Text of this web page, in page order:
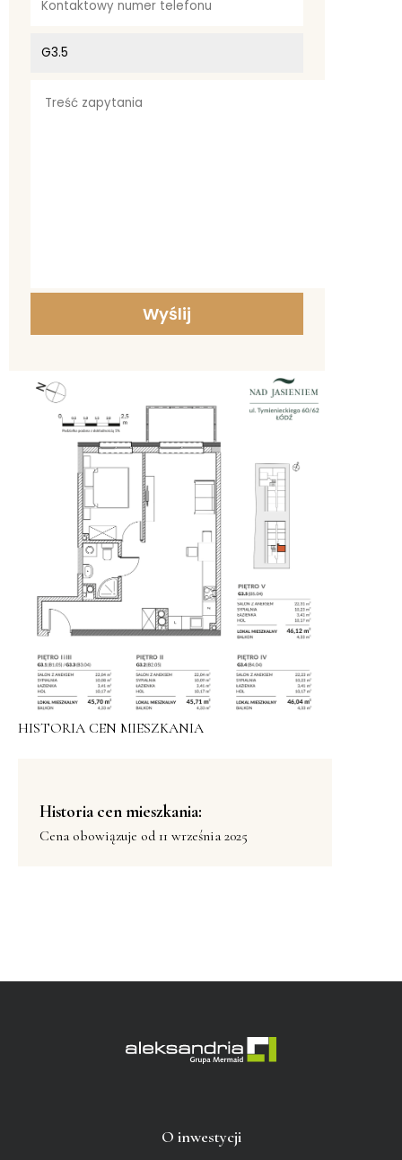
HISTORIA CEN MIESZKANIA
Historia cen mieszkania:
Cena obowiązuje od 11 września 2025
O inwestycji